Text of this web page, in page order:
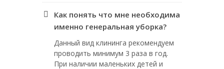
Как понять что мне необходима
именно генеральная уборка?
Данный вид клининга рекомендуем
проводить минимум 3 раза в год.
При наличии маленьких детей и